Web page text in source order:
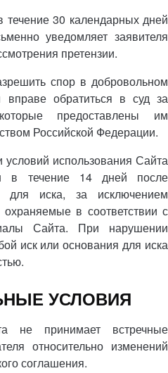
течение 30 календарных дней
уведомляет заявителя
претензии.
спор в добровольном
обратиться в суд за
предоставлены им
Российской Федерации.
использования Сайта
в течение 14 дней после
для иска, за исключением
в соответствии с
Сайта. При нарушении
иск или основания для иска
УСЛОВИЯ
не принимает встречные
относительно изменений
соглашения.